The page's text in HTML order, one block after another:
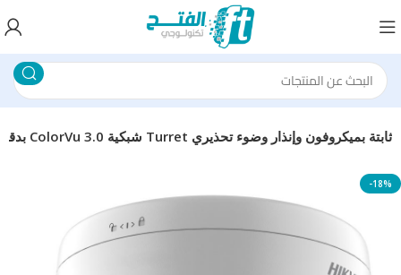
كاميرا مراقبة هيكفيجن DS-2CD1327G3-LIUF/SL بدقة 2 ميجابكسل ColorVu 3.0 شبكية Turret ثابتة بميكروفون وإنذار وضوء تحذيري
-18%